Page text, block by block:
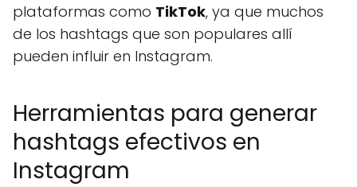
plataformas como TikTok, ya que muchos
de los hashtags que son populares allí
pueden influir en Instagram.
Herramientas para generar
hashtags efectivos en
Instagram